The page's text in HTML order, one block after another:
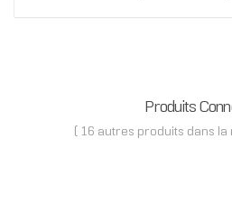
Produits
( 16 autres produits dans